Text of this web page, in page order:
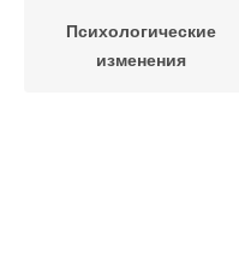
Психологические
изменения